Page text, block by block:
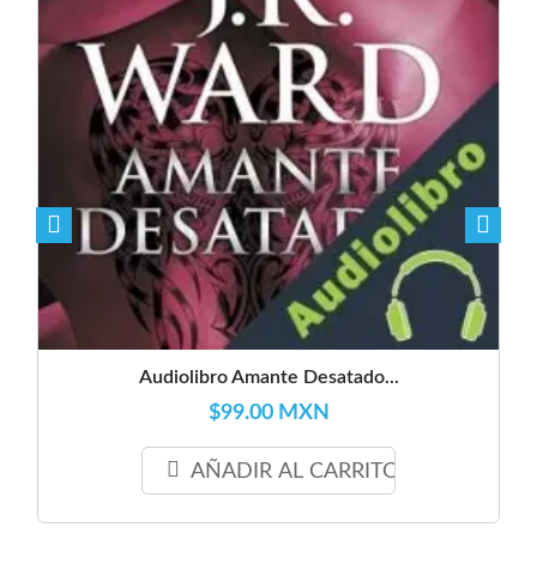
Audiolibro Amante Desatado...
$99.00 MXN
AÑADIR AL CARRITO